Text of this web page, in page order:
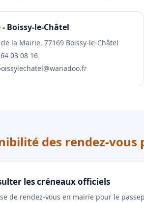
Boissy-le-Châtel
la Mairie, 77169 Boissy-le-Châtel
03 08 16
des rendez-vous
les créneaux officiels
de rendez-vous en mairie pour le